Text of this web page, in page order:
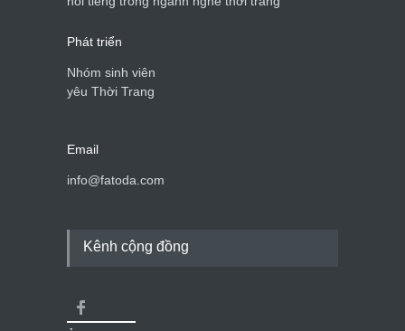
Phát triển
Nhóm sinh viên
yêu Thời Trang
Email
info@fatoda.com
Kênh cộng đồng